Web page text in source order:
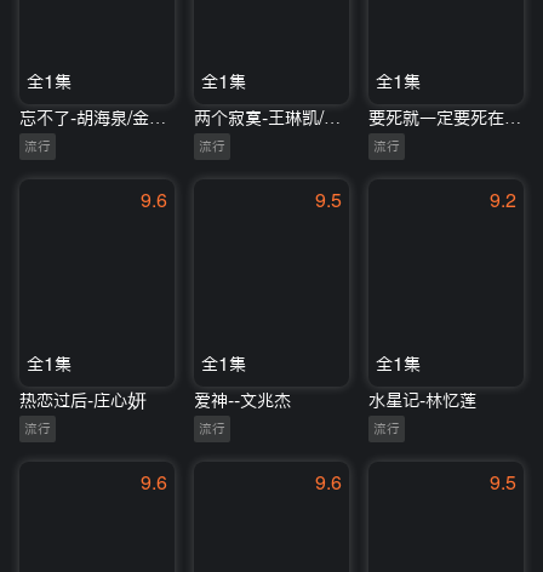
全1集
流行
全1集
流行
全1集
流行
9.6
全1集
热恋过后-庄心妍
流行
9.5
全1集
爱神--文兆杰
流行
9.2
全1集
水星记-林忆莲
流行
9.6 9.6 9.5